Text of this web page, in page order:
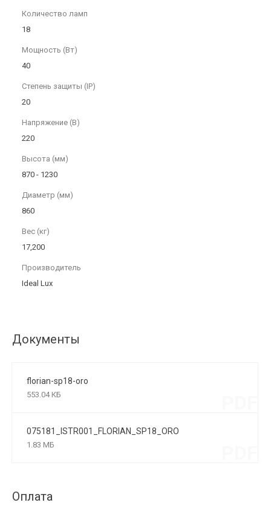
Количество ламп
18
Мощность (Вт)
40
Степень защиты (IP)
20
Напряжение (В)
220
Высота (мм)
870 - 1230
Диаметр (мм)
860
Вес (кг)
17,200
Производитель
Ideal Lux
Документы
florian-sp18-oro
553.04 КБ
075181_ISTR001_FLORIAN_SP18_ORO
1.83 МБ
Оплата